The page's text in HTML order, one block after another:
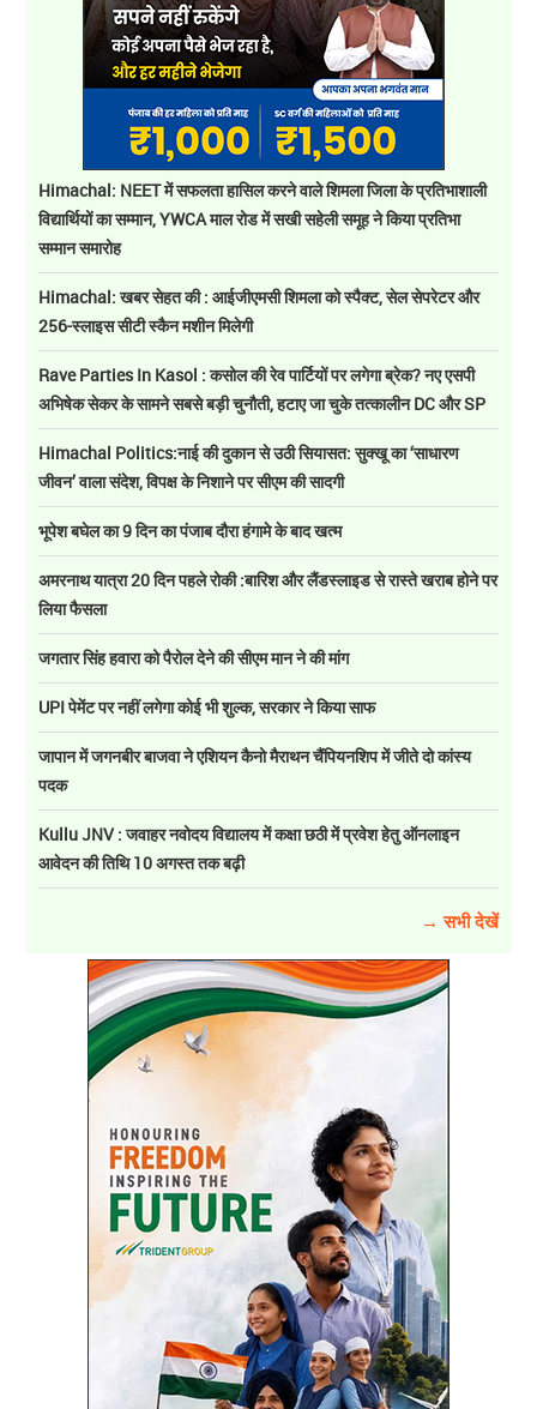
Himachal: NEET में सफलता हासिल करने वाले शिमला जिला के प्रतिभाशाली
विद्यार्थियों का सम्मान, YWCA माल रोड में सखी सहेली समूह ने किया प्रतिभा
सम्मान समारोह
Himachal: खबर सेहत की : आईजीएमसी शिमला को स्पैक्ट, सेल सेपरेटर और
256-स्लाइस सीटी स्कैन मशीन मिलेगी
Rave Parties In Kasol : कसोल की रेव पार्टियों पर लगेगा ब्रेक? नए एसपी
अभिषेक सेकर के सामने सबसे बड़ी चुनौती, हटाए जा चुके तत्कालीन DC और SP
Himachal Politics:नाई की दुकान से उठी सियासत: सुक्खू का ‘साधारण
जीवन’ वाला संदेश, विपक्ष के निशाने पर सीएम की सादगी
भूपेश बघेल का 9 दिन का पंजाब दौरा हंगामे के बाद खत्म
अमरनाथ यात्रा 20 दिन पहले रोकी :बारिश और लैंडस्लाइड से रास्ते खराब होने पर
लिया फैसला
जगतार सिंह हवारा को पैरोल देने की सीएम मान ने की मांग
UPI पेमेंट पर नहीं लगेगा कोई भी शुल्क, सरकार ने किया साफ
जापान में जगनबीर बाजवा ने एशियन कैनो मैराथन चैंपियनशिप में जीते दो कांस्य
पदक
Kullu JNV : जवाहर नवोदय विद्यालय में कक्षा छठी में प्रवेश हेतु ऑनलाइन
आवेदन की तिथि 10 अगस्त तक बढ़ी
→ सभी देखें